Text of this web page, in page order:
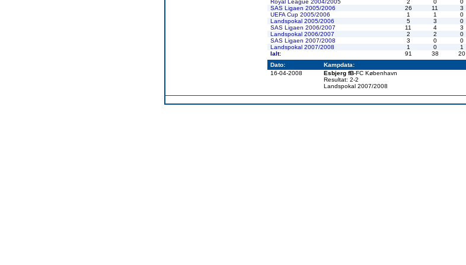
Royal League 2004/2005
2 0 0
SAS Ligaen 2005/2006
26 11 3
UEFA Cup 2005/2006
1 1 0
Landspokal 2005/2006
5 3 0
SAS Ligaen 2006/2007
11 4 3
Landspokal 2006/2007
2 2 0
SAS Ligaen 2007/2008
3 0 0
Landspokal 2007/2008
1 0 1
Ialt:
91 38 20
Dato:
Kampdata:
16-04-2008
Esbjerg fB-FC København
Resultat: 2-2
Landspokal 2007/2008